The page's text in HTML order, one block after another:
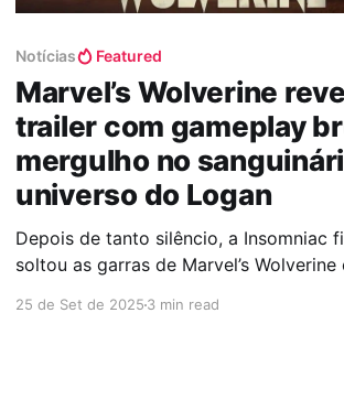
Notícias Featured
Marvel’s Wolverine
trailer com gameplay
mergulho no
universo do Logan
Depois de tanto silêncio, a Insomniac
soltou as garras de Marvel’s Wolverine
25 de Set de 20253 min read